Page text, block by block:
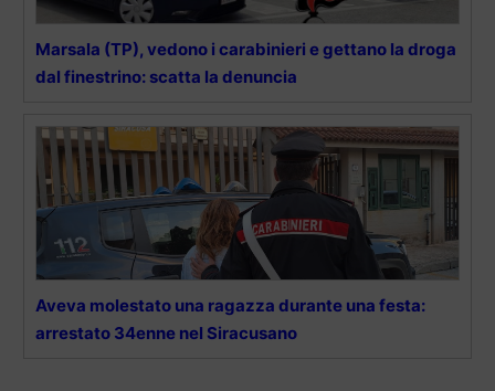
Marsala (TP), vedono i carabinieri e gettano la droga
dal finestrino: scatta la denuncia
Aveva molestato una ragazza durante una festa:
arrestato 34enne nel Siracusano